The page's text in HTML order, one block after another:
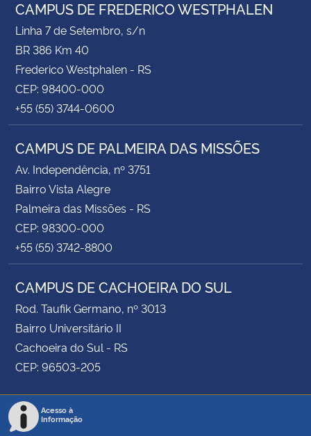
CAMPUS DE FREDERICO WESTPHALEN
Linha 7 de Setembro, s/n
BR 386 Km 40
Frederico Westphalen - RS
CEP: 98400-000
+55 (55) 3744-0600
CAMPUS DE PALMEIRA DAS MISSÕES
Av. Independência, nº 3751
Bairro Vista Alegre
Palmeira das Missões - RS
CEP: 98300-000
+55 (55) 3742-8800
CAMPUS DE CACHOEIRA DO SUL
Rod. Taufik Germano, nº 3013
Bairro Universitário II
Cachoeira do Sul - RS
CEP: 96503-205
Acesso à
Informação